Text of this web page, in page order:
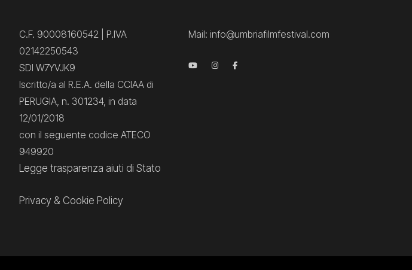
C.F. 90008160542 | P.IVA
02142250543
SDI W7YVJK9
Iscritto/a al R.E.A. della CCIAA di
PERUGIA, n. 301234, in data
12/01/2018
con il seguente codice ATECO
949920
Legge trasparenza aiuti di Stato
Privacy & Cookie Policy
Mail: info@umbriafilmfestival.com